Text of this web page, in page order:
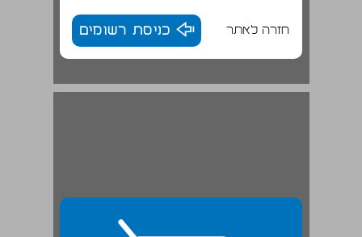
חזרה לאתר כניסת רשומים
פרק ראשון: הסובייקט האימהי בתיאוריה הפסיכואנליטית ובשיח הפמיניסטי ... 23